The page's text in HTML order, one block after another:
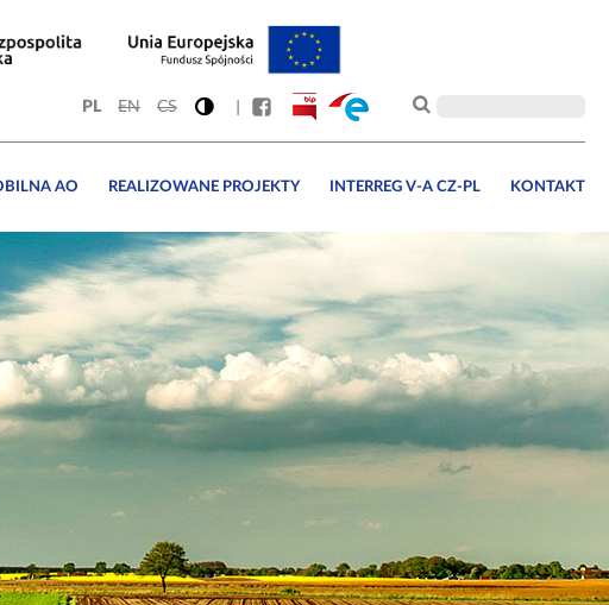
PL EN CS
AO REALIZOWANE PROJEKTY INTERREG V-A CZ-PL KONTAKT